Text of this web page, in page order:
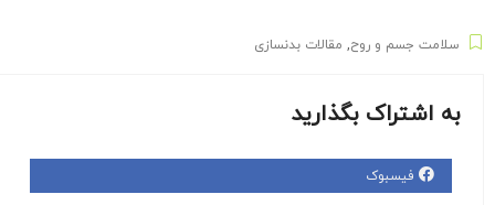
سلامت جسم و روح, مقالات بدنسازی
به اشتراک بگذارید
فیسبوک